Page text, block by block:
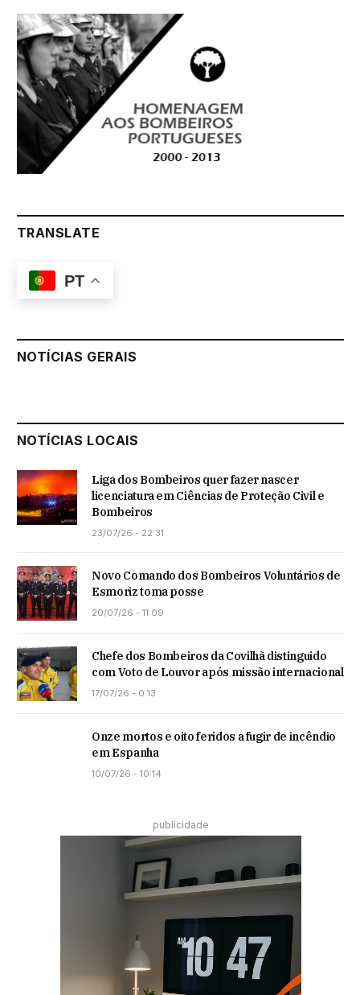
TRANSLATE
PT
NOTÍCIAS GERAIS
NOTÍCIAS LOCAIS
Liga dos Bombeiros quer fazer nascer
licenciatura em Ciências de Proteção Civil e
Bombeiros
23/07/26 - 22:31
Novo Comando dos Bombeiros Voluntários de
Esmoriz toma posse
20/07/26 - 11:09
Chefe dos Bombeiros da Covilhã distinguido
com Voto de Louvor após missão internacional
17/07/26 - 0:13
Onze mortos e oito feridos a fugir de incêndio
em Espanha
10/07/26 - 10:14
publicidade